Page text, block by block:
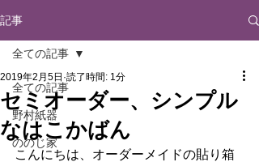
記事
全ての記事
野村紙器
ののじ家
全ての記事
セミオーダー、シンプル
なはこかばん
2019年2月5日 読了時間: 1分
こんにちは、オーダーメイドの貼り箱